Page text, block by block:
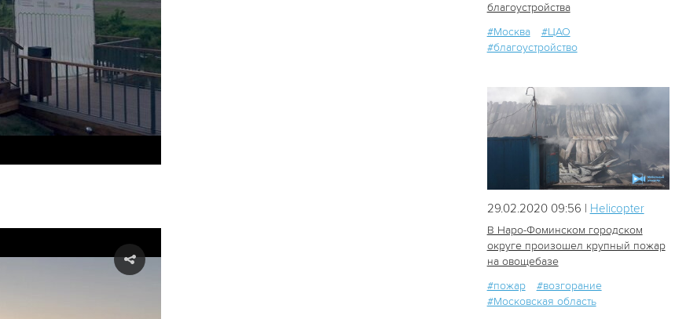
благоустройства
#Москва
#ЦАО
#благоустройство
29.02.2020 09:56 | Helicopter
В Наро-Фоминском городском
округе произошел крупный пожар
на овощебазе
#пожар
#возгорание
#Московская область